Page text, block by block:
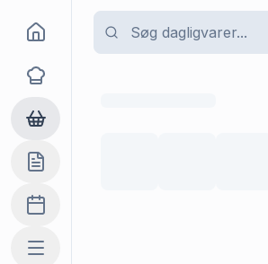
Goma
Opskrifter
Dagligvarer
Indkøbslisten
Madplan
Mere